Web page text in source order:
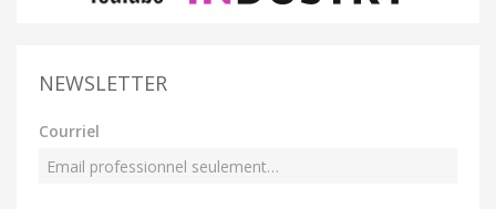
NEWSLETTER
Courriel